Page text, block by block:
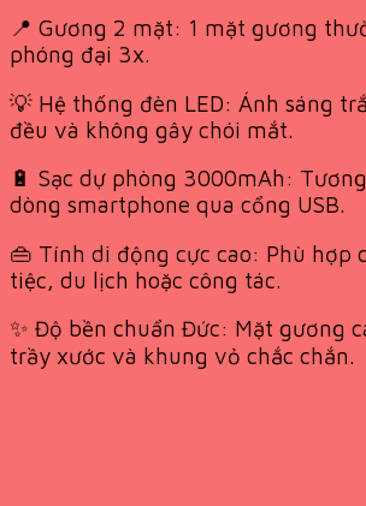
📍 Gương 2 mặt: 1 mặt gương
phóng đại 3x.
💡 Hệ thống đèn LED: Ánh sáng
đều và không gây chói mắt.
🔋 Sạc dự phòng 3000mAh:
dòng smartphone qua cổng USB.
👜 Tính di động cực cao: Phù hợp
tiệc, du lịch hoặc công tác.
✨ Độ bền chuẩn Đức: Mặt gương
trầy xước và khung vỏ chắc chắn.